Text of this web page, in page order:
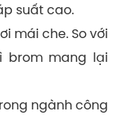
suất cao.
mái che. So với
brom mang lại
ngành công